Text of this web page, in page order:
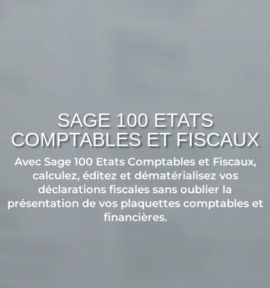
SAGE 100 ETATS
COMPTABLES ET FISCAUX
Avec Sage 100 Etats Comptables et Fiscaux,
calculez, éditez et dématérialisez vos
déclarations fiscales sans oublier la
présentation de vos plaquettes comptables et
financières.